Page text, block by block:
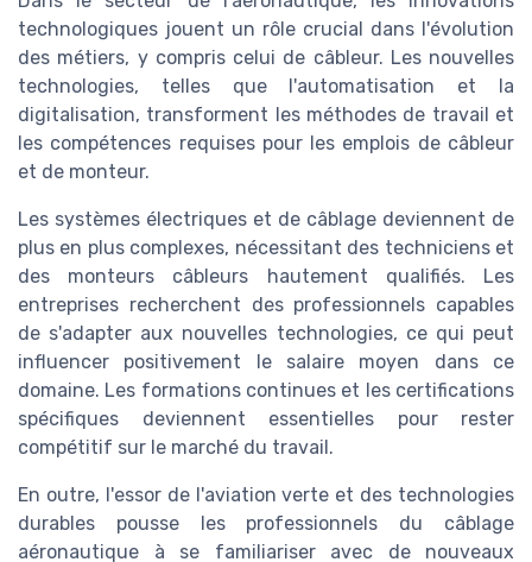
technologiques jouent un rôle crucial dans l'évolution
des métiers, y compris celui de câbleur. Les nouvelles
technologies, telles que l'automatisation et la
digitalisation, transforment les méthodes de travail et
les compétences requises pour les emplois de câbleur
et de monteur.
Les systèmes électriques et de câblage deviennent de
plus en plus complexes, nécessitant des techniciens et
des monteurs câbleurs hautement qualifiés. Les
entreprises recherchent des professionnels capables
de s'adapter aux nouvelles technologies, ce qui peut
influencer positivement le salaire moyen dans ce
domaine. Les formations continues et les certifications
spécifiques deviennent essentielles pour rester
compétitif sur le marché du travail.
En outre, l'essor de l'aviation verte et des technologies
durables pousse les professionnels du câblage
aéronautique à se familiariser avec de nouveaux